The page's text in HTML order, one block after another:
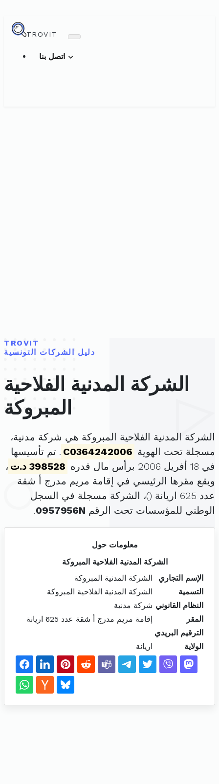
TROVIT
TROVIT
دليل الشركات التونسية
الشركة المدنية الفلاحية
المبروكة
الشركة المدنية الفلاحية المبروكة هي شركة مدنية،
مسجلة تحت الهوية C0364242006 . تم تأسيسها
في 18 أفريل 2006 برأس مال قدره
398528 د.ت
،
ويقع مقرها الرئيسي في إقامة مريم مدرج أ شقة
عدد 625 اريانة (
)، الشركة مسجلة في السجل
الوطني للمؤسسات تحت الرقم 0957956N
.
معلومات حول
الشركة المدنية الفلاحية المبروكة
الإسم التجاري
الشركة المدنية المبروكة
التسمية
الشركة المدنية الفلاحية المبروكة
النظام القانوني شركة مدنية
المقر
إقامة مريم مدرج أ شقة عدد 625 اريانة
الترقيم البريدي
الولاية
اريانة